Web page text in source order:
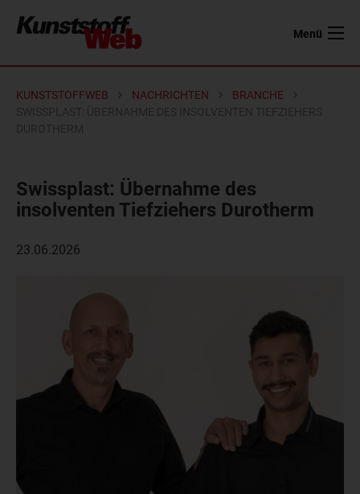
Menü
KUNSTSTOFFWEB NACHRICHTEN
BRANCHE
Swissplast: Übernahme des
insolventen Tiefziehers Durotherm
23.06.2026